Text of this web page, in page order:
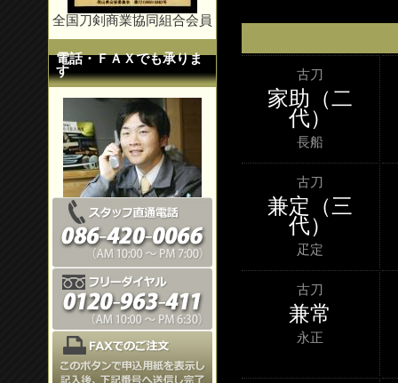
全国刀剣商業協同組合会員
電話・ＦＡＸでも承りま
す 古刀
家助（二
代）
長船
古刀
兼定（三
代）
疋定
古刀
兼常
永正